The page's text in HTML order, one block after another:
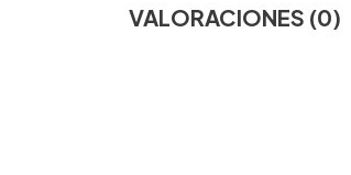
VALORACIONES (0)